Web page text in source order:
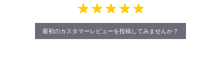
最初のカスタマーレビューを投稿してみませんか？